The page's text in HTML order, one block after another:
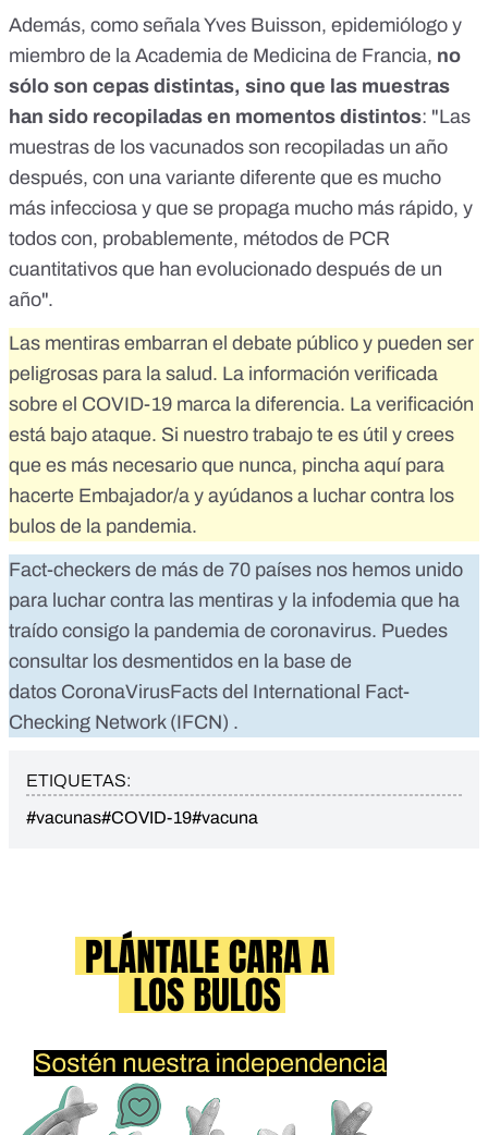
Además, como señala Yves Buisson, epidemiólogo y
miembro de la Academia de Medicina de Francia, no
sólo son cepas distintas, sino que las muestras
han sido recopiladas en momentos distintos: "Las
muestras de los vacunados son recopiladas un año
después, con una variante diferente que es mucho
más infecciosa y que se propaga mucho más rápido, y
todos con, probablemente, métodos de PCR
cuantitativos que han evolucionado después de un
año".
Las mentiras embarran el debate público y pueden ser
peligrosas para la salud. La información verificada
sobre el COVID-19 marca la diferencia. La verificación
está bajo ataque. Si nuestro trabajo te es útil y crees
que es más necesario que nunca, pincha aquí para
hacerte Embajador/a y ayúdanos a luchar contra los
bulos de la pandemia.
Fact-checkers de más de 70 países nos hemos unido
para luchar contra las mentiras y la infodemia que ha
traído consigo la pandemia de coronavirus. Puedes
consultar los desmentidos en la base de
datos CoronaVirusFacts del International Fact-
Checking Network (IFCN) .
ETIQUETAS:
#vacunas#COVID-19#vacuna